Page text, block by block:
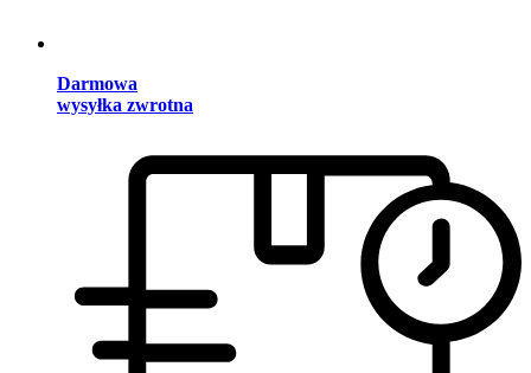
Darmowa
wysyłka zwrotna